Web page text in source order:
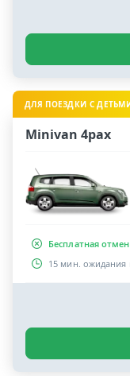
ДЛЯ ПОЕЗДКИ С
Minivan 4pax
Бесплатная
15 мин. ожидания